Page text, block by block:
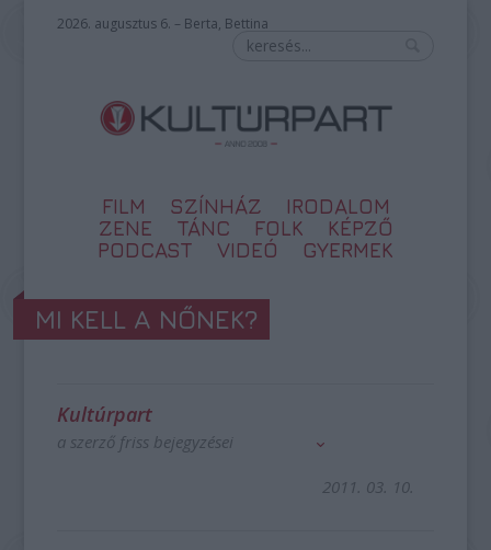
2026. augusztus 6. – Berta, Bettina
FILM SZÍNHÁZ
IRODALOM
ZENE
TÁNC FOLK
KÉPZŐ
PODCAST
VIDEÓ GYERMEK
MI KELL A NŐNEK?
Kultúrpart
a szerző friss bejegyzései
2011. 03. 10.